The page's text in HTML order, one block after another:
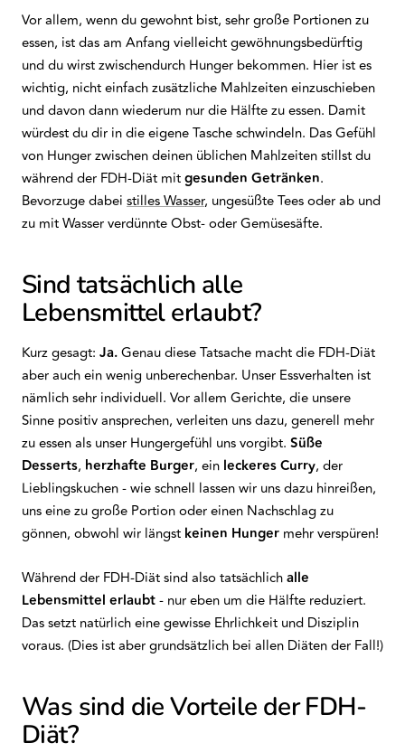
Vor allem, wenn du gewohnt bist, sehr große Portionen zu
essen, ist das am Anfang vielleicht gewöhnungsbedürftig
und du wirst zwischendurch Hunger bekommen. Hier ist es
wichtig, nicht einfach zusätzliche Mahlzeiten einzuschieben
und davon dann wiederum nur die Hälfte zu essen. Damit
würdest du dir in die eigene Tasche schwindeln. Das Gefühl
von Hunger zwischen deinen üblichen Mahlzeiten stillst du
während der FDH-Diät mitgesunden Getränken.
Bevorzuge dabei stilles Wasser, ungesüßte Tees oder ab und
zu mit Wasser verdünnte Obst- oder Gemüsesäfte.
Sind tatsächlich alle
Lebensmittel erlaubt?
Kurz gesagt: Ja.Genau diese Tatsache macht die FDH-Diät
aber auch ein wenig unberechenbar. Unser Essverhalten ist
nämlich sehr individuell. Vor allem Gerichte, die unsere
Sinne positiv ansprechen, verleiten uns dazu, generell mehr
zu essen als unser Hungergefühl uns vorgibt. Süße
Desserts, herzhafte Burger, ein leckeres Curry, der
Lieblingskuchen - wie schnell lassen wir uns dazu hinreißen,
uns eine zu große Portion oder einen Nachschlag zu
gönnen, obwohl wir längst keinen Hunger mehr verspüren!
Während der FDH-Diät sind also tatsächlichalle
Lebensmittel erlaubt- nur eben um die Hälfte reduziert.
Das setzt natürlich eine gewisse Ehrlichkeit und Disziplin
voraus. (Dies ist aber grundsätzlich bei allen Diäten der Fall!)
Was sind die Vorteile der FDH-
Diät?